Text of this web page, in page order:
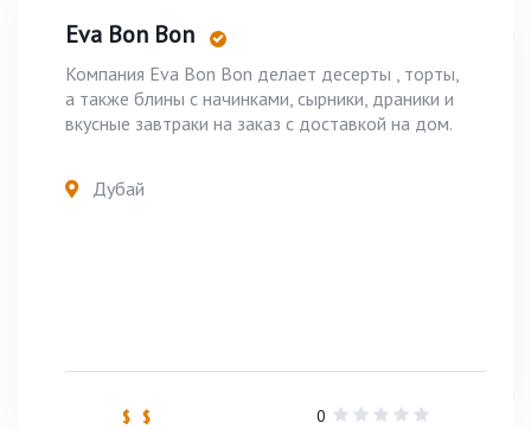
Eva Bon Bon
Компания Eva Bon Bon делает десерты , торты,
а также блины с начинками, сырники, драники и
вкусные завтраки на заказ с доставкой на дом.
Дубай
$ $ 0